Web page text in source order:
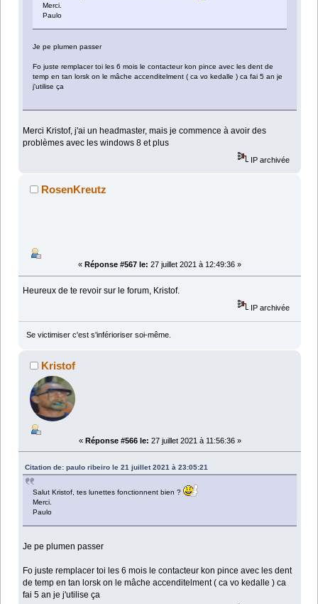
Merci.
Paulo
Je pe plumen passer
Fo juste remplacer toi les 6 mois le contacteur kon pince avec les dent de
temp en tan lorsk on le mâche accenditelment ( ca vo kedalle ) ca fai 5 an je
j'utilise ça
Merci Kristof, j'ai un headmaster, mais je commence à avoir des
problèmes avec les windows 8 et plus
IP archivée
RosenKreutz
« Réponse #567 le: 27 juillet 2021 à 12:49:36 »
Heureux de te revoir sur le forum, Kristof.
IP archivée
Se victimiser c'est s'inférioriser soi-même.
Kristof
« Réponse #566 le: 27 juillet 2021 à 11:56:36 »
Citation de: paulo ribeiro le 21 juillet 2021 à 23:05:21
Salut Kristof, tes lunettes fonctionnent bien ?
Merci.
Paulo
Je pe plumen passer
Fo juste remplacer toi les 6 mois le contacteur kon pince avec les dent
de temp en tan lorsk on le mâche accenditelment ( ca vo kedalle ) ca
fai 5 an je j'utilise ça